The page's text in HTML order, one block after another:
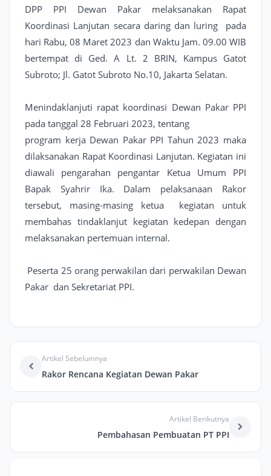
DPP PPI Dewan Pakar melaksanakan Rapat
Koordinasi Lanjutan secara daring dan luring pada
hari Rabu, 08 Maret 2023 dan Waktu Jam. 09.00 WIB
bertempat di Ged. A Lt. 2 BRIN, Kampus Gatot
Subroto; Jl. Gatot Subroto No.10, Jakarta Selatan.
Menindaklanjuti rapat koordinasi Dewan Pakar PPI
pada tanggal 28 Februari 2023, tentang
program kerja Dewan Pakar PPI Tahun 2023 maka
dilaksanakan Rapat Koordinasi Lanjutan. Kegiatan ini
diawali pengarahan pengantar Ketua Umum PPI
Bapak Syahrir Ika. Dalam pelaksanaan Rakor
tersebut, masing-masing ketua kegiatan untuk
membahas tindaklanjut kegiatan kedepan dengan
melaksanakan pertemuan internal.
Peserta 25 orang perwakilan dari perwakilan Dewan
Pakar dan Sekretariat PPI.
Artikel Sebelumnya
Rakor Rencana Kegiatan Dewan Pakar
Artikel Berikutnya
Pembahasan Pembuatan PT PPI